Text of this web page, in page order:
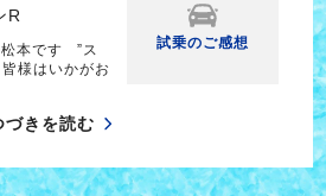
R
松本です ”ス
様はいかがお
づきを読む
試乗のご感想